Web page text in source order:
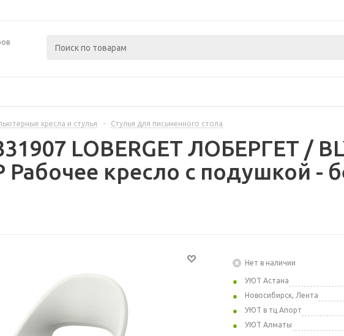
кресла и стулья - Стулья для письменного стола
LOBERGET ЛОБЕРГЕТ /
кресло c подушкой -
Нет в наличии
УЮТ Астана
Новосибирск, Лента
УЮТ в тц Апорт
УЮТ Алматы